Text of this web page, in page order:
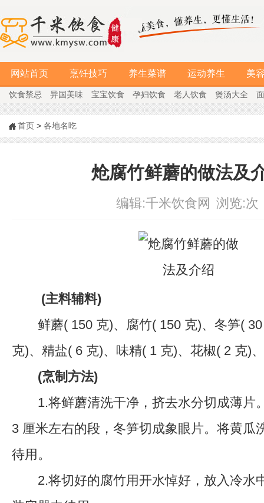
网站首页 烹饪技巧 养生菜谱 运动养生 美
饮食禁忌 异国美味 宝宝饮食 孕妇饮食 老人饮食 煲汤大全
首页 > 各地名吃
炝腐竹鲜蘑的做法及
编辑:千米饮食网 浏览:次
(主料辅料)
鲜蘑( 150 克)、腐竹( 150 克)、冬笋( 30
克)、精盐( 6 克)、味精( 1 克)、花椒( 2 克)
(烹制方法)
1.将鲜蘑清洗干净，挤去水分切成薄片
3 厘米左右的段，冬笋切成象眼片。将黄瓜
待用。
2.将切好的腐竹用开水悼好，放入冷水